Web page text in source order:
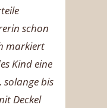
schon
markiert
Kind eine
solange bis
Deckel